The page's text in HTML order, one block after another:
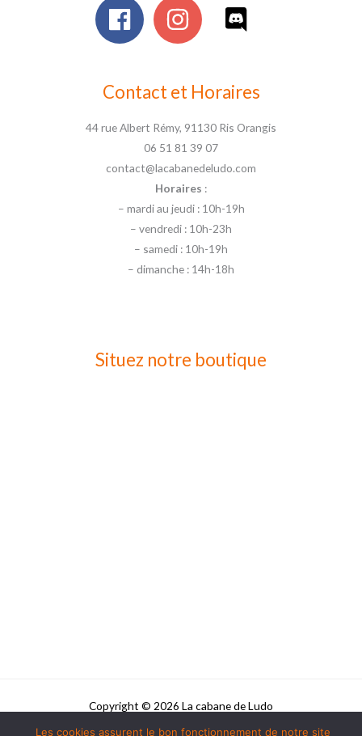
Contact et Horaires
44 rue Albert Rémy, 91130 Ris Orangis
06 51 81 39 07
contact@lacabanedeludo.com
Horaires :
– mardi au jeudi : 10h-19h
– vendredi : 10h-23h
– samedi : 10h-19h
– dimanche : 14h-18h
Situez notre boutique
Copyright © 2026 La cabane de Ludo
Les cookies assurent le bon fonctionnement de notre site